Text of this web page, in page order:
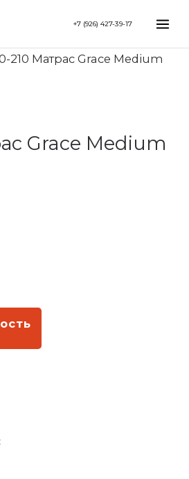
+7 (926) 427-39-17
210 Матрас Grace Medium
Grace Medium